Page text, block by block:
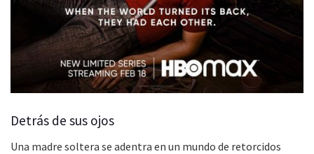
Detrás de sus ojos
Una madre soltera se adentra en un mundo de retorcidos